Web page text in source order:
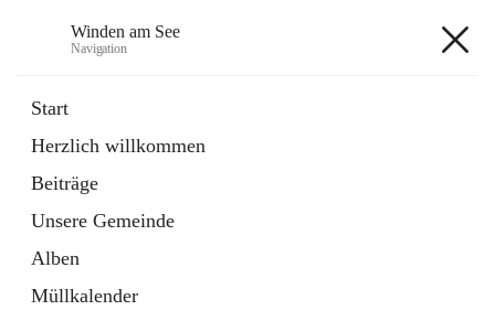
Winden am See
Navigation
Start
Herzlich willkommen
Beiträge
Unsere Gemeinde
Alben
Müllkalender
Externe Webseite
in
Tab
Bebauungsplan
öffnet
in
neuem
Tab